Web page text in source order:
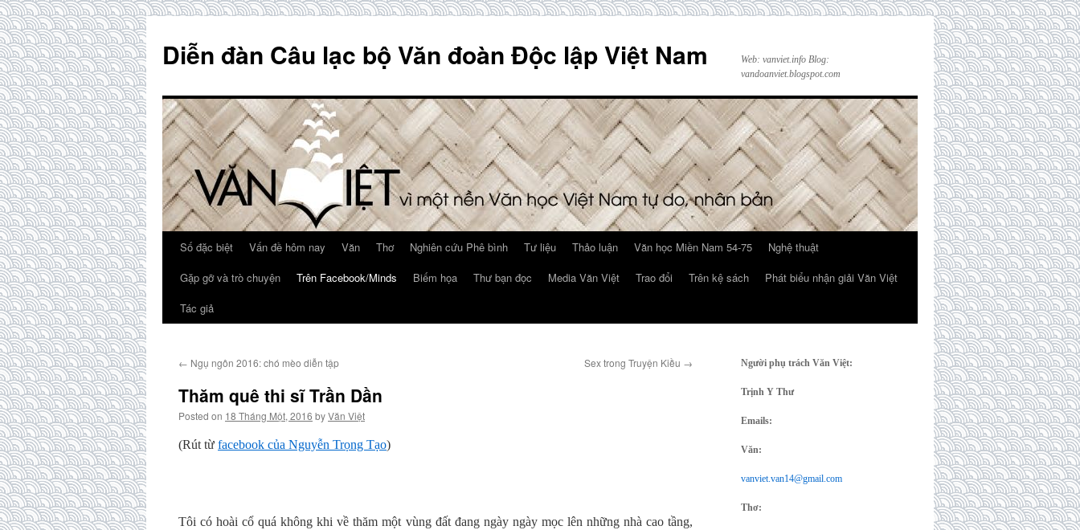
content
Diễn đàn Câu lạc bộ Văn đoàn Độc lập Việt Nam
Web: vanviet.info Blog:
vandoanviet.blogspot.com
Số đặc biệt Vấn đề hôm nay Văn Thơ Nghiên cứu Phê bình Tư liệu Thảo luận Văn học Miền Nam 54-75
Nghệ thuật
Gặp gỡ và trò chuyện
Trên Facebook/Minds Biếm họa Thư bạn đọc Media Văn Việt Trao đổi Trên kệ sách
Phát biểu nhận giải Văn Việt
Tác giả
← Ngụ ngôn 2016: chó mèo diễn tập Sex trong Truyện Kiều →
Thăm quê thi sĩ Trần Dần
Posted on 18 Tháng Một, 2016 byVăn Việt
(Rút từ facebook của Nguyễn Trọng Tạo)
Tôi có hoài cổ quá không khi về thăm một vùng đất đang ngày ngày mọc lên những nhà cao tầng,
Người phụ trách Văn Việt:
Trịnh Y Thư
Emails:
Văn:
vanviet.van14@gmail.com
Thơ: